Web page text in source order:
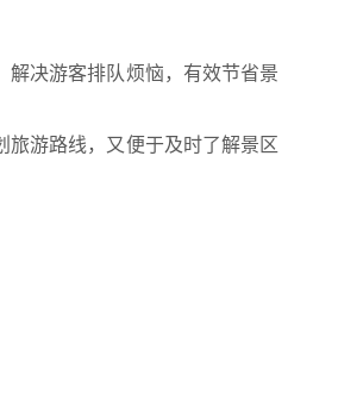
解决游客排队烦恼，有效节省景
旅游路线，又便于及时了解景区